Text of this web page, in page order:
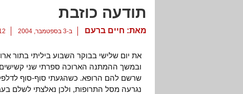
תודעה כוזבת
מאת: חיים ברעם ב-3 בספטמבר, 2004 12
את יום שלישי בבוקר השבוע ביליתי בתור
ובמשך ההמתנה הארוכה ספרתי שני
שרשם להם הרופא. כשהגעתי סוף-סוף
נגרעה מסל התרופות, ולכן נאלצתי לשלם